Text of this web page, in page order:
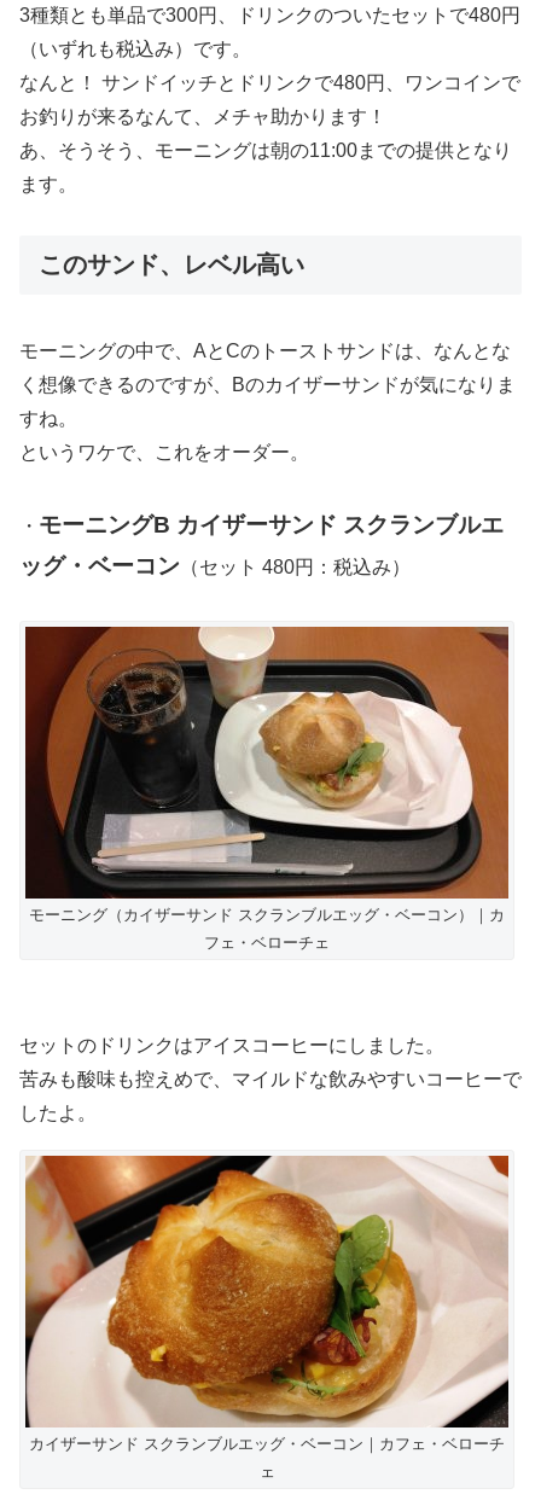
3種類とも単品で300円、ドリンクのついたセットで480円
（いずれも税込み）です。
なんと！ サンドイッチとドリンクで480円、ワンコインで
お釣りが来るなんて、メチャ助かります！
あ、そうそう、モーニングは朝の11:00までの提供となり
ます。
このサンド、レベル高い
モーニングの中で、AとCのトーストサンドは、なんとな
く想像できるのですが、Bのカイザーサンドが気になりま
すね。
というワケで、これをオーダー。
・ モーニングB カイザーサンド スクランブルエ
ッグ・ベーコン （セット 480円：税込み）
モーニング（カイザーサンド スクランブルエッグ・ベーコン）｜カ
フェ・ベローチェ
セットのドリンクはアイスコーヒーにしました。
苦みも酸味も控えめで、マイルドな飲みやすいコーヒーで
したよ。
カイザーサンド スクランブルエッグ・ベーコン｜カフェ・ベローチ
ェ